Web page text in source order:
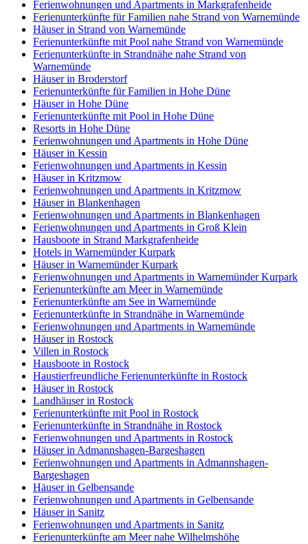
Ferienwohnungen und Apartments in Markgrafenheide
Ferienunterkünfte für Familien nahe Strand von Warnemünde
Häuser in Strand von Warnemünde
Ferienunterkünfte mit Pool nahe Strand von Warnemünde
Ferienunterkünfte in Strandnähe nahe Strand von
Warnemünde
Häuser in Broderstorf
Ferienunterkünfte für Familien in Hohe Düne
Häuser in Hohe Düne
Ferienunterkünfte mit Pool in Hohe Düne
Resorts in Hohe Düne
Ferienwohnungen und Apartments in Hohe Düne
Häuser in Kessin
Ferienwohnungen und Apartments in Kessin
Häuser in Kritzmow
Ferienwohnungen und Apartments in Kritzmow
Häuser in Blankenhagen
Ferienwohnungen und Apartments in Blankenhagen
Ferienwohnungen und Apartments in Groß Klein
Hausboote in Strand Markgrafenheide
Hotels in Warnemünder Kurpark
Häuser in Warnemünder Kurpark
Ferienwohnungen und Apartments in Warnemünder Kurpark
Ferienunterkünfte am Meer in Warnemünde
Ferienunterkünfte am See in Warnemünde
Ferienunterkünfte in Strandnähe in Warnemünde
Ferienwohnungen und Apartments in Warnemünde
Häuser in Rostock
Villen in Rostock
Hausboote in Rostock
Haustierfreundliche Ferienunterkünfte in Rostock
Häuser in Rostock
Landhäuser in Rostock
Ferienunterkünfte mit Pool in Rostock
Ferienunterkünfte in Strandnähe in Rostock
Ferienwohnungen und Apartments in Rostock
Häuser in Admannshagen-Bargeshagen
Ferienwohnungen und Apartments in Admannshagen-
Bargeshagen
Häuser in Gelbensande
Ferienwohnungen und Apartments in Gelbensande
Häuser in Sanitz
Ferienwohnungen und Apartments in Sanitz
Ferienunterkünfte am Meer nahe Wilhelmshöhe